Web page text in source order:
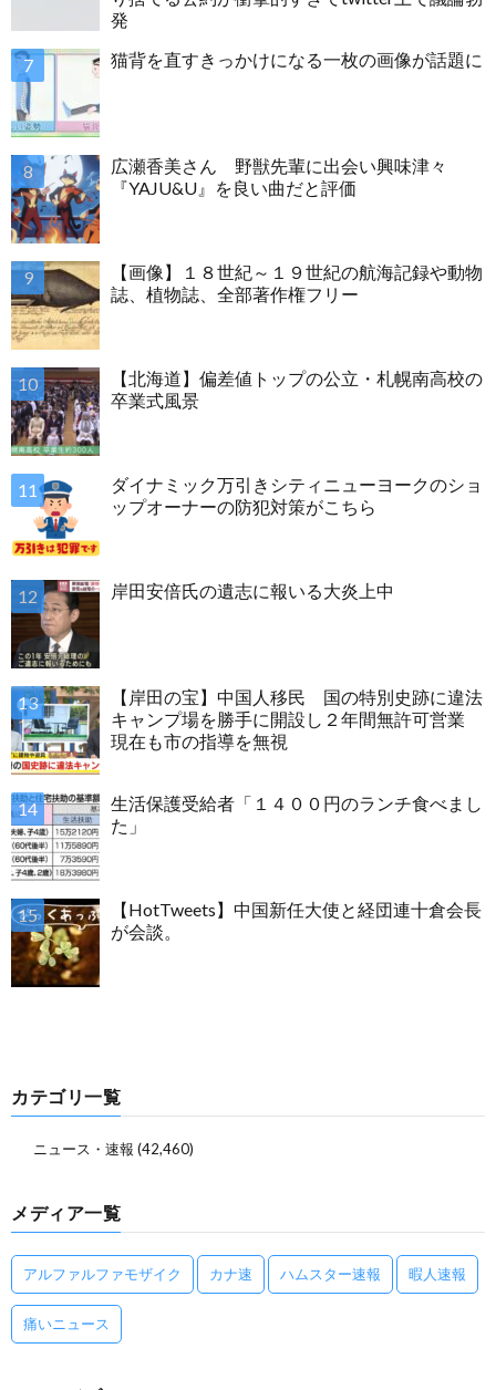
発
猫背を直すきっかけになる一枚の画像が話題に
広瀬香美さん 野獣先輩に出会い興味津々
『YAJU&U』を良い曲だと評価
【画像】１８世紀～１９世紀の航海記録や動物
誌、植物誌、全部著作権フリー
【北海道】偏差値トップの公立・札幌南高校の
卒業式風景
ダイナミック万引きシティニューヨークのショ
ップオーナーの防犯対策がこちら
岸田安倍氏の遺志に報いる大炎上中
【岸田の宝】中国人移民 国の特別史跡に違法
キャンプ場を勝手に開設し２年間無許可営業
現在も市の指導を無視
生活保護受給者「１４００円のランチ食べまし
た」
【HotTweets】中国新任大使と経団連十倉会長
が会談。
カテゴリ一覧
ニュース・速報 (42,460)
メディア一覧
アルファルファモザイク カナ速 ハムスター速報 暇人速報
痛いニュース